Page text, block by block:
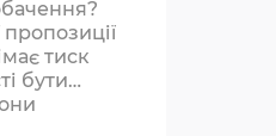
тиск
бути